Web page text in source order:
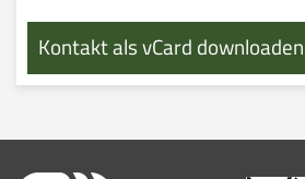
Kontakt als vCard downloaden